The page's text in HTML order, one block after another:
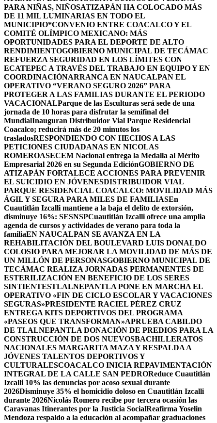
PARA NIÑAS, NIÑOSATIZAPÁN HA COLOCADO MÁS
DE 11 MIL LUMINARIAS EN TODO EL
MUNICIPIO*CONVENIO ENTRE COACALCO Y EL
COMITÉ OLÍMPICO MEXICANO: MÁS
OPORTUNIDADES PARA EL DEPORTE DE ALTO
RENDIMIENTOGOBIERNO MUNICIPAL DE TECÁMAC
REFUERZA SEGURIDAD EN LOS LÍMITES CON
ECATEPEC A TRAVÉS DEL TRABAJO EN EQUIPO Y EN
COORDINACIÓNARRANCA EN NAUCALPAN EL
OPERATIVO “VERANO SEGURO 2026” PARA
PROTEGER A LAS FAMILIAS DURANTE EL PERIODO
VACACIONALParque de las Esculturas será sede de una
jornada de 10 horas para disfrutar la semifinal del
MundialInauguran Distribuidor Vial Parque Residencial
Coacalco; reducirá más de 20 minutos los
trasladosRESPONDIENDO CON HECHOS A LAS
PETICIONES CIUDADANAS EN NICOLAS
ROMEROASECEM Nacional entrega la Medalla al Mérito
Empresarial 2026 en su Segunda EdiciónGOBIERNO DE
ATIZAPÁN FORTALECE ACCIONES PARA PREVENIR
EL SUICIDIO EN JÓVENESDISTRIBUIDOR VIAL
PARQUE RESIDENCIAL COACALCO: MOVILIDAD MÁS
ÁGIL Y SEGURA PARA MILES DE FAMILIASEn
Cuautitlán Izcalli mantiene a la baja el delito de extorsión,
disminuye 16%: SESNSPCuautitlán Izcalli ofrece una amplia
agenda de cursos y actividades de verano para toda la
familiaEN NAUCALPAN SE AVANZA EN LA
REHABILITACIÓN DEL BOULEVARD LUIS DONALDO
COLOSIO PARA MEJORAR LA MOVILIDAD DE MÁS DE
UN MILLÓN DE PERSONASGOBIERNO MUNICIPAL DE
TECÁMAC REALIZA JORNADAS PERMANENTES DE
ESTERILIZACIÓN EN BENEFICIO DE LOS SERES
SINTIENTESTLALNEPANTLA PONE EN MARCHA EL
OPERATIVO «FIN DE CICLO ESCOLAR Y VACACIONES
SEGURAS»PRESIDENTE RACIEL PÉREZ CRUZ
ENTREGA KITS DEPORTIVOS DEL PROGRAMA
«PASEOS QUE TRANSFORMAN»APRUEBA CABILDO
DE TLALNEPANTLA DONACIÓN DE PREDIOS PARA LA
CONSTRUCCIÓN DE DOS NUEVOSBACHILLERATOS
NACIONALES MARGARITA MAZA Y RESPALDA A
JÓVENES TALENTOS DEPORTIVOS Y
CULTURALESCOACALCO INICIA REPAVIMENTACIÓN
INTEGRAL DE LA CALLE SAN PEDROReduce Cuautitlán
Izcalli 10% las denuncias por acoso sexual durante
2026Disminuye 35% el homicidio doloso en Cuautitlán Izcalli
durante 2026Nicolás Romero recibe por tercera ocasión las
Caravanas Itinerantes por la Justicia SocialReafirma Yoselin
Mendoza respaldo a la educación al acompañar graduaciones